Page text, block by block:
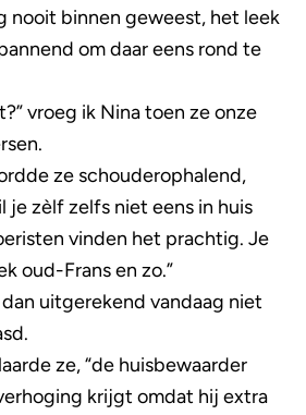
nooit binnen geweest, het leek
om daar eens rond te
vroeg ik Nina toen ze onze
ze schouderophalend,
je zèlf zelfs niet eens in huis
vinden het prachtig. Je
oud-Frans en zo.”
dan uitgerekend vandaag niet
ze, “de huisbewaarder
krijgt omdat hij extra